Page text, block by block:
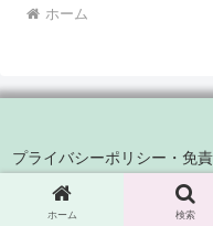
ホーム
プライバシーポリシー・免
©
ホーム 検索